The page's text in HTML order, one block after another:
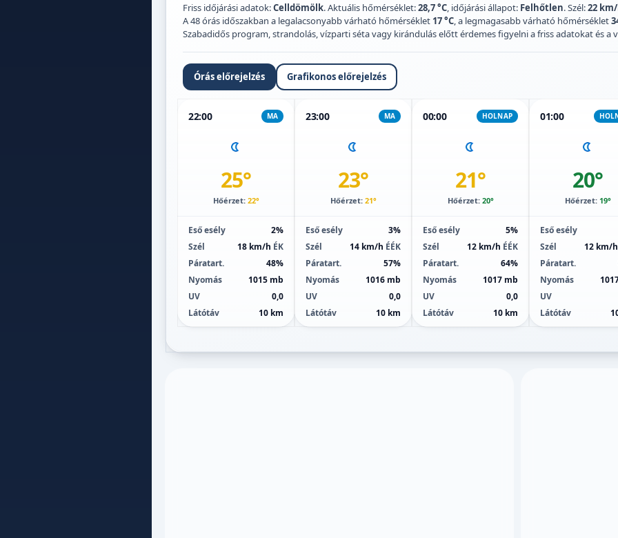
Friss időjárási adatok:Celldömölk. Aktuális hőmérséklet:28,7 °C, időjárási állapot: Felhőtlen. Szél:22
A 48 órás időszakban a legalacsonyabb várható hőmérséklet 17 °C, a legmagasabb várható hőmérséklet
Szabadidős program, strandolás, vízparti séta vagy kirándulás előtt érdemes figyelni a friss adatokat és a
Órás előrejelzés Grafikonos előrejelzés
22:00 MA
25°
Hőérzet: 22°
Eső esély
2%
Szél
18 km/h ÉK
Páratart.
48%
Nyomás
1015 mb
UV
0,0
Látótáv
10 km
23:00 MA
23°
Hőérzet: 21°
Eső esély
3%
Szél
14 km/h ÉÉK
Páratart.
57%
Nyomás
1016 mb
UV
0,0
Látótáv
10 km
00:00 HOLNAP
21°
Hőérzet: 20°
Eső esély
5%
Szél
12 km/h ÉÉK
Páratart.
64%
Nyomás
1017 mb
UV
0,0
Látótáv
10 km
01:00
20°
Hőérzet: 19°
Eső esély
Szél
12 km/h
Páratart.
Nyomás
UV
Látótáv